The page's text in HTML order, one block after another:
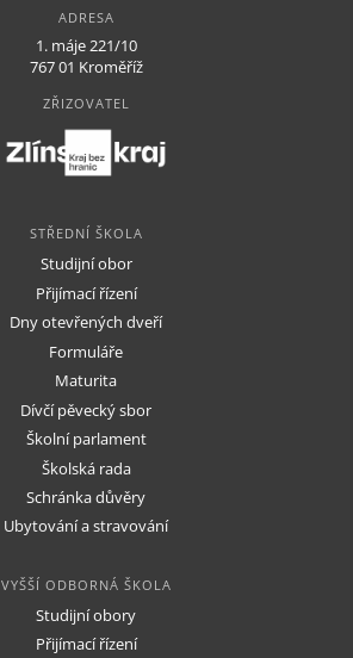
ADRESA
1. máje 221/10
767 01 Kroměříž
ZŘIZOVATEL
STŘEDNÍ ŠKOLA
Studijní obor
Přijímací řízení
Dny otevřených dveří
Formuláře
Maturita
Dívčí pěvecký sbor
Školní parlament
Školská rada
Schránka důvěry
Ubytování a stravování
VYŠŠÍ ODBORNÁ ŠKOLA
Studijní obory
Přijímací řízení